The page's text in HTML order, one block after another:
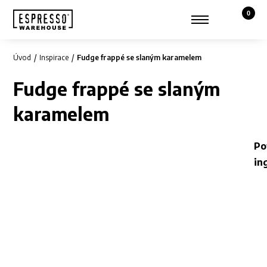
Zobrazit hledání
0
Košík,
Úvod Inspirace Fudge frappé se slaným karamelem
Fudge frappé se slaným
karamelem